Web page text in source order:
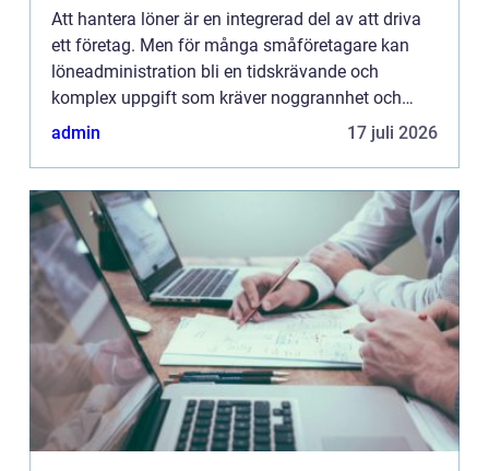
Att hantera löner är en integrerad del av att driva
ett företag. Men för många småföretagare kan
löneadministration bli en tidskrävande och
komplex uppgift som kräver noggrannhet och
kunskap om aktu...
admin 17 juli 2026